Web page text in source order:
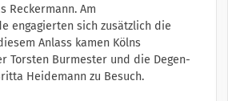
Reckermann. Am
engagierten sich zusätzlich die
Anlass kamen Kölns
Torsten Burmester und die Degen-
Heidemann zu Besuch.